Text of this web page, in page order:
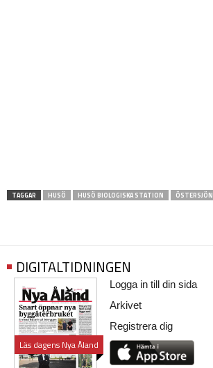
TAGGAR HUSÖ HUSÖ BIOLOGISKA STATION ÖSTERSJÖN
DIGITALTIDNINGEN
Läs dagens Nya Åland
Logga in till din sida
Arkivet
Registrera dig